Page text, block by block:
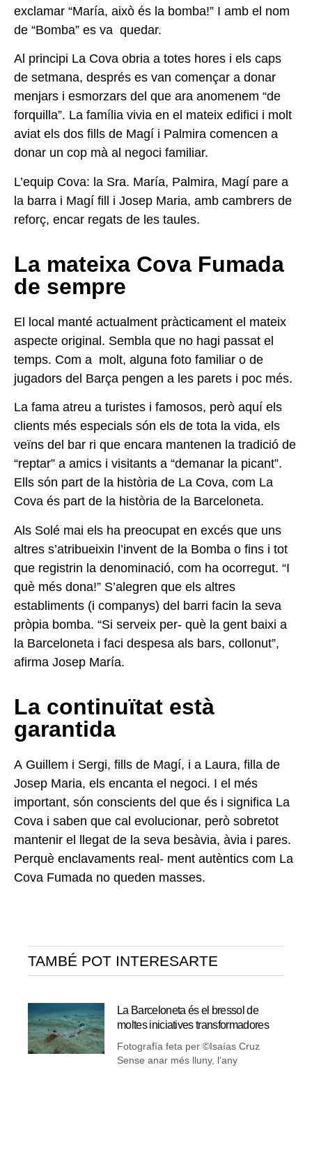
exclamar “María, això és la bomba!” I amb el nom
de “Bomba” es va quedar.
Al principi La Cova obria a totes hores i els caps
de setmana, després es van començar a donar
menjars i esmorzars del que ara anomenem “de
forquilla”. La família vivia en el mateix edifici i molt
aviat els dos fills de Magí i Palmira comencen a
donar un cop mà al negoci familiar.
L’equip Cova: la Sra. María, Palmira, Magí pare a
la barra i Magí fill i Josep Maria, amb cambrers de
reforç, encar regats de les taules.
La mateixa Cova Fumada
de sempre
El local manté actualment pràcticament el mateix
aspecte original. Sembla que no hagi passat el
temps. Com a molt, alguna foto familiar o de
jugadors del Barça pengen a les parets i poc més.
La fama atreu a turistes i famosos, però aquí els
clients més especials són els de tota la vida, els
veïns del bar ri que encara mantenen la tradició de
“reptar” a amics i visitants a “demanar la picant”.
Ells són part de la història de La Cova, com La
Cova és part de la història de la Barceloneta.
Als Solé mai els ha preocupat en excés que uns
altres s’atribueixin l’invent de la Bomba o fins i tot
que registrin la denominació, com ha ocorregut. “I
què més dona!” S’alegren que els altres
establiments (i companys) del barri facin la seva
pròpia bomba. “Si serveix per- què la gent baixi a
la Barceloneta i faci despesa als bars, collonut”,
afirma Josep María.
La continuïtat està
garantida
A Guillem i Sergi, fills de Magí, i a Laura, filla de
Josep Maria, els encanta el negoci. I el més
important, són conscients del que és i significa La
Cova i saben que cal evolucionar, però sobretot
mantenir el llegat de la seva besàvia, àvia i pares.
Perquè enclavaments real- ment autèntics com La
Cova Fumada no queden masses.
TAMBÉ POT INTERESARTE
La Barceloneta és el bressol de
moltes iniciatives transformadores
Fotografía feta per ©Isaías Cruz
Sense anar més lluny, l’any